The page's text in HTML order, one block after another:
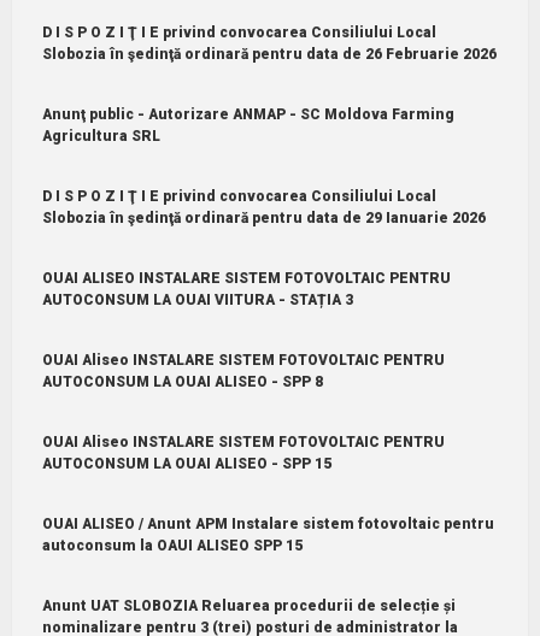
D I S P O Z I Ţ I E privind convocarea Consiliului Local
Slobozia în şedinţă ordinară pentru data de 26 Februarie 2026
Anunţ public - Autorizare ANMAP - SC Moldova Farming
Agricultura SRL
D I S P O Z I Ţ I E privind convocarea Consiliului Local
Slobozia în şedinţă ordinară pentru data de 29 Ianuarie 2026
OUAI ALISEO INSTALARE SISTEM FOTOVOLTAIC PENTRU
AUTOCONSUM LA OUAI VIITURA - STAȚIA 3
OUAI Aliseo INSTALARE SISTEM FOTOVOLTAIC PENTRU
AUTOCONSUM LA OUAI ALISEO - SPP 8
OUAI Aliseo INSTALARE SISTEM FOTOVOLTAIC PENTRU
AUTOCONSUM LA OUAI ALISEO - SPP 15
OUAI ALISEO / Anunt APM Instalare sistem fotovoltaic pentru
autoconsum la OAUI ALISEO SPP 15
Anunt UAT SLOBOZIA Reluarea procedurii de selecție și
nominalizare pentru 3 (trei) posturi de administrator la